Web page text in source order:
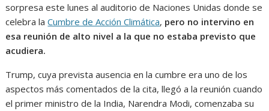
sorpresa este lunes al auditorio de Naciones Unidas donde se
celebra laCumbre de Acción Climática, pero no intervino en
esa reunión de alto nivel a la que no estaba previsto que
acudiera.
Trump, cuya prevista ausencia en la cumbre era uno de los
aspectos más comentados de la cita, llegó a la reunión cuando
el primer ministro de la India, Narendra Modi, comenzaba su